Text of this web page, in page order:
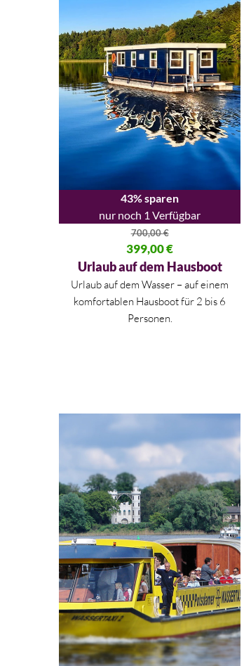
43% sparen
nur noch 1 Verfügbar
700,00€
Ursprünglicher Preis war: 700,00 €
399,00€
Aktueller Preis ist: 399,00 €.
Urlaub auf dem Hausboot
Urlaub auf dem Wasser – auf einem
komfortablen Hausboot für 2 bis 6
Personen.